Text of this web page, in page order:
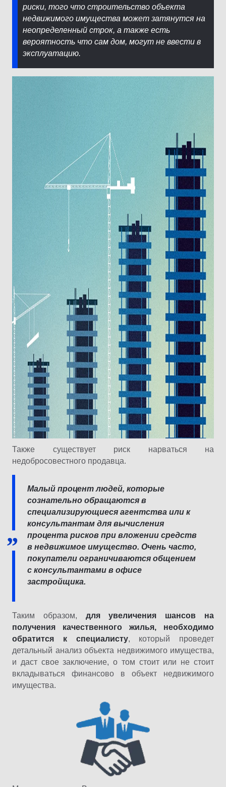
риски, того что строительство объекта
недвижимого имущества может затянутся на
неопределенный строк, а также есть
вероятность что сам дом, могут не ввести в
эксплуатацию.
Также существует риск нарваться на
недобросовестного продавца.
Малый процент людей, которые
сознательно обращаются в
специализирующиеся агентства или к
консультантам для вычисления
процента рисков при вложении средств
в недвижимое имущество. Очень часто,
покупатели ограничиваются общением
с консультантами в офисе
застройщика.
Таким образом, для увеличения шансов на
получения качественного жилья, необходимо
обратится к специалисту, который проведет
детальный анализ объекта недвижимого имущества,
и даст свое заключение, о том стоит или не стоит
вкладываться финансово в объект недвижимого
имущества.